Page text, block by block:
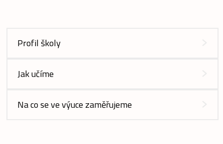
Profil školy
Jak učíme
Na co se ve výuce zaměřujeme